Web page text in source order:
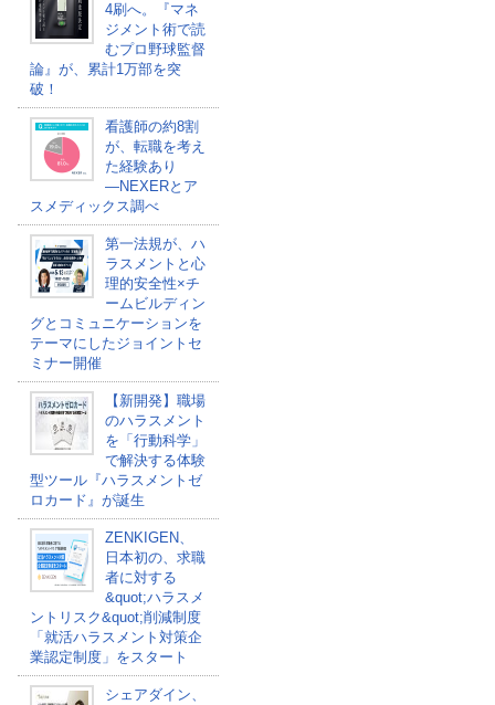
4刷へ。『マネ
ジメント術で読
むプロ野球監督
論』が、累計1万部を突
破！
看護師の約8割
が、転職を考え
た経験あり
―NEXERとア
スメディックス調べ
第一法規が、ハ
ラスメントと心
理的安全性×チ
ームビルディン
グとコミュニケーションを
テーマにしたジョイントセ
ミナー開催
【新開発】職場
のハラスメント
を「行動科学」
で解決する体験
型ツール『ハラスメントゼ
ロカード』が誕生
ZENKIGEN、
日本初の、求職
者に対する
&quot;ハラスメ
ントリスク&quot;削減制度
「就活ハラスメント対策企
業認定制度」をスタート
シェアダイン、